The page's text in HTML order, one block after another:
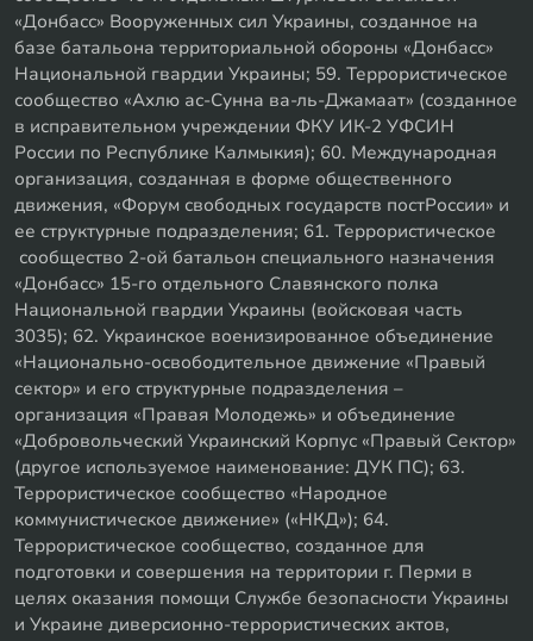
«Донбасс» Вооруженных сил Украины, созданное на
базе батальона территориальной обороны «Донбасс»
Национальной гвардии Украины; 59. Террористическое
сообщество «Ахлю ас-Сунна ва-ль-Джамаат» (созданное
в исправительном учреждении ФКУ ИК-2 УФСИН
России по Республике Калмыкия); 60. Международная
организация, созданная в форме общественного
движения, «Форум свободных государств постРоссии» и
ее структурные подразделения; 61. Террористическое
сообщество 2-ой батальон специального назначения
«Донбасс» 15-го отдельного Славянского полка
Национальной гвардии Украины (войсковая часть
3035); 62. Украинское военизированное объединение
«Национально-освободительное движение «Правый
сектор» и его структурные подразделения –
организация «Правая Молодежь» и объединение
«Добровольческий Украинский Корпус «Правый Сектор»
(другое используемое наименование: ДУК ПС); 63.
Террористическое сообщество «Народное
коммунистическое движение» («НКД»); 64.
Террористическое сообщество, созданное для
подготовки и совершения на территории г. Перми в
целях оказания помощи Службе безопасности Украины
и Украине диверсионно-террористических актов,